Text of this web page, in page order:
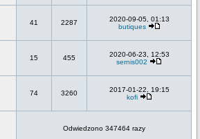
41 2287
2020-09-05, 01:13
butiques
15 455
2020-06-23, 12:53
sernis002
74 3260
2017-01-22, 19:15
kofi
Odwiedzono 347464 razy